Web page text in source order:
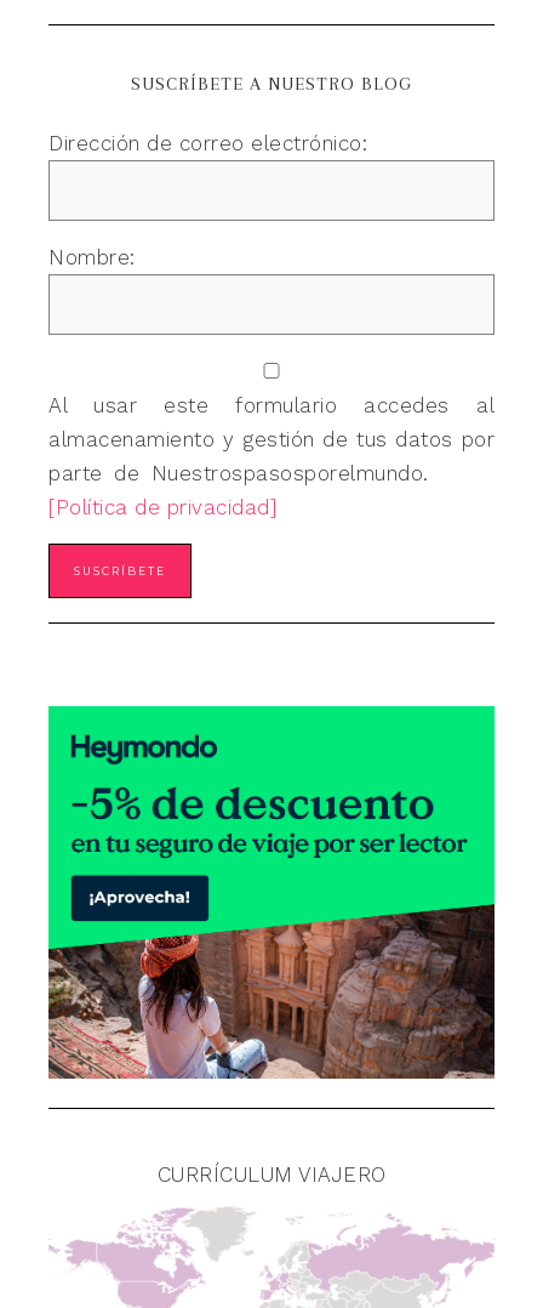
SUSCRÍBETE A NUESTRO BLOG
Dirección de correo electrónico:
Nombre:
Al usar este formulario accedes al
almacenamiento y gestión de tus datos por
parte de Nuestrospasosporelmundo.
[Política de privacidad]
CURRÍCULUM VIAJERO